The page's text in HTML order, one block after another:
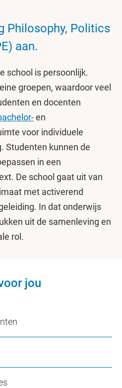
Philosophy, Politics
aan.
school is persoonlijk.
groepen, waardoor veel
en docenten
en
voor individuele
Studenten kunnen de
in een
De school gaat uit van
met activerend
In dat onderwijs
uit de samenleving en
rol.
jou